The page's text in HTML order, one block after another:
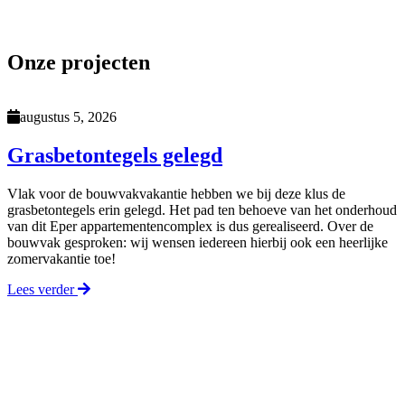
Onze projecten
augustus 5, 2026
Grasbetontegels gelegd
Vlak voor de bouwvakvakantie hebben we bij deze klus de
grasbetontegels erin gelegd. Het pad ten behoeve van het onderhoud
van dit Eper appartementencomplex is dus gerealiseerd. Over de
bouwvak gesproken: wij wensen iedereen hierbij ook een heerlijke
zomervakantie toe!
Lees verder